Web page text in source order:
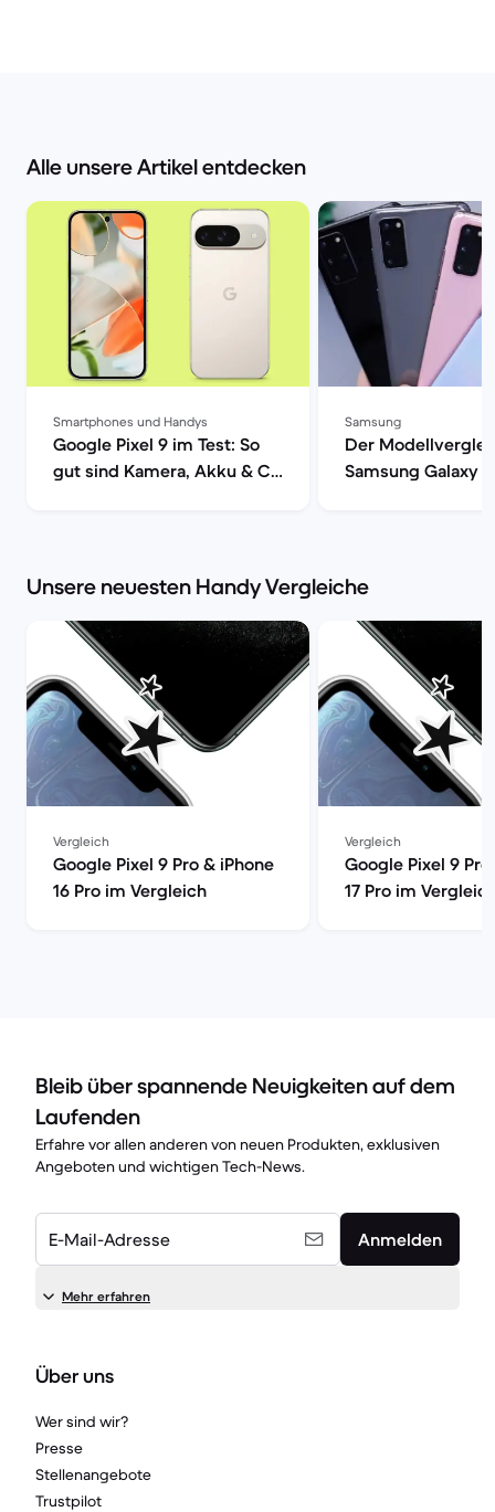
Alle unsere Artikel entdecken
Smartphones und Handys
Google Pixel 9 im Test: So
gut sind Kamera, Akku & Co
Samsung
Der
Samsung Galaxy
Unsere neuesten Handy Vergleiche
Vergleich
Google Pixel 9 Pro & iPhone
16 Pro im Vergleich
Vergleich
Google Pixel 9
17 Pro im
Bleib über spannende Neuigkeiten auf dem
Laufenden
Erfahre vor allen anderen von neuen Produkten, exklusiven
Angeboten und wichtigen Tech-News.
E-Mail-Adresse Anmelden
Mehr erfahren
Über uns
Wer sind wir?
Presse
Stellenangebote
Trustpilot